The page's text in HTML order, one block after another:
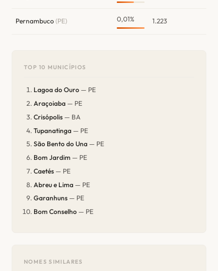
Pernambuco(PE) 0,01% 1.223
TOP 10 MUNICÍPIOS
Lagoa do Ouro — PE
Araçoiaba — PE
Crisópolis — BA
Tupanatinga — PE
São Bento do Una — PE
Bom Jardim — PE
Caetés — PE
Abreu e Lima — PE
Garanhuns — PE
Bom Conselho — PE
NOMES SIMILARES